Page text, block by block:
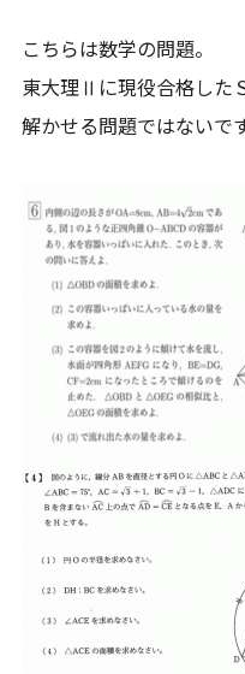
こちらは数学の問題。
東大理Ⅱに現役合格した
解かせる問題ではないで